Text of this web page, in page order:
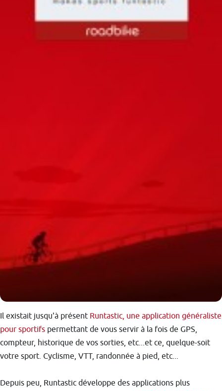
Il existait jusqu'à présent Runtastic, une application généraliste
pour sportifs permettant de vous servir à la fois de GPS,
compteur, historique de vos sorties, etc...et ce, quelque-soit
votre sport. Cyclisme, VTT, randonnée à pied, etc...
Depuis peu, Runtastic développe des applications plus